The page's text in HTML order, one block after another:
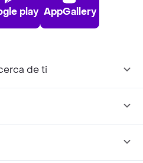
play AppGallery
de ti